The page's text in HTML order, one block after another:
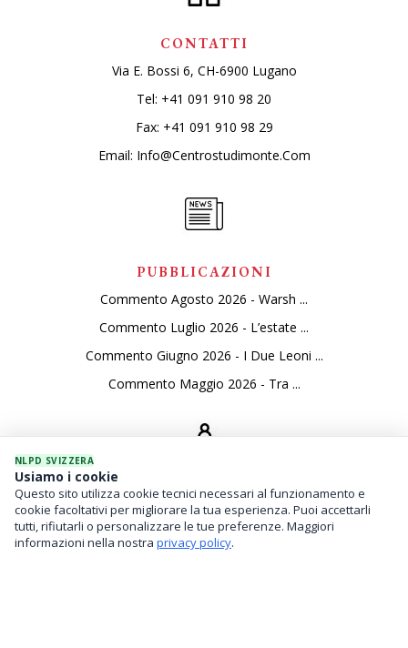
CONTATTI
Via E. Bossi 6, CH-6900 Lugano
Tel: +41 091 910 98 20
Fax: +41 091 910 98 29
Email: Info@centrostudimonte.com
PUBBLICAZIONI
Commento Agosto 2026 - Warsh ...
Commento Luglio 2026 - L’estate ...
Commento Giugno 2026 - I Due Leoni ...
Commento Maggio 2026 - Tra ...
SERVIZI
Gestione Di Patrimoni
NLPD SVIZZERA
Usiamo i cookie
Questo sito utilizza cookie tecnici necessari al funzionamento e
cookie facoltativi per migliorare la tua esperienza. Puoi accettarli
tutti, rifiutarli o personalizzare le tue preferenze. Maggiori
informazioni nella nostra privacy policy.